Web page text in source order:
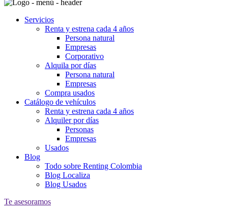
Servicios
Renta y estrena cada 4 años
Persona natural
Empresas
Corporativo
Alquila por días
Persona natural
Empresas
Compra usados
Catálogo de vehículos
Renta y estrena cada 4 años
Alquiler por días
Personas
Empresas
Usados
Blog
Todo sobre Renting Colombia
Blog Localiza
Blog Usados
Te asesoramos